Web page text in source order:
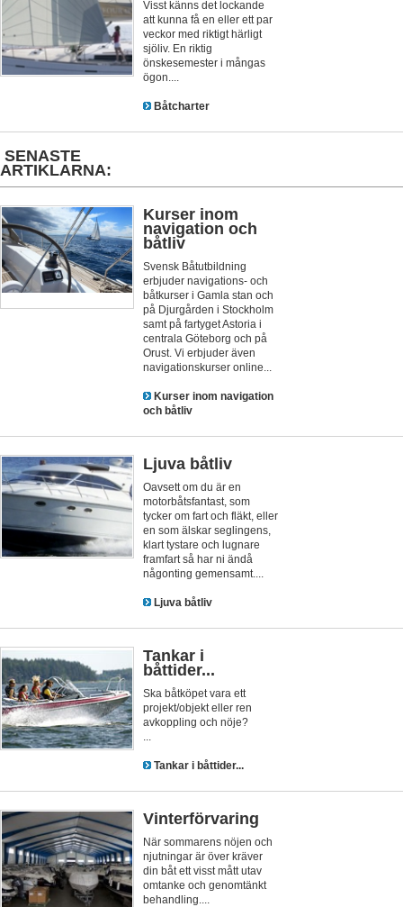
Visst känns det lockande
att kunna få en eller ett par
veckor med riktigt härligt
sjöliv. En riktig
önskesemester i mångas
ögon....
Båtcharter
SENASTE
ARTIKLARNA:
Kurser inom
navigation och
båtliv
Svensk Båtutbildning
erbjuder navigations- och
båtkurser i Gamla stan och
på Djurgården i Stockholm
samt på fartyget Astoria i
centrala Göteborg och på
Orust. Vi erbjuder även
navigationskurser online...
Kurser inom navigation
och båtliv
Ljuva båtliv
Oavsett om du är en
motorbåtsfantast, som
tycker om fart och fläkt, eller
en som älskar seglingens,
klart tystare och lugnare
framfart så har ni ändå
någonting gemensamt....
Ljuva båtliv
Tankar i
båttider...
Ska båtköpet vara ett
projekt/objekt eller ren
avkoppling och nöje?
Tankar i båttider...
Vinterförvaring
När sommarens nöjen och
njutningar är över kräver
din båt ett visst mått utav
omtanke och genomtänkt
behandling....